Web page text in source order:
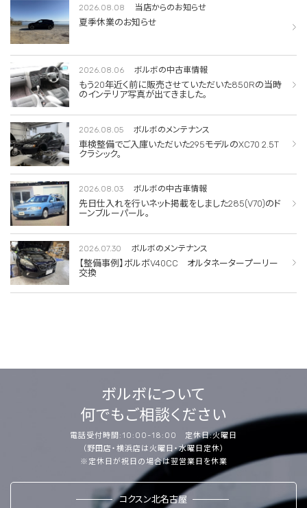
2026.08.08 当店からのお知らせ
夏季休業のお知らせ
2026.08.06 ボルボの中古車情報
もう20年近く前に販売させていただいた850Rの当時
のインテリア写真が出てきました。
2026.08.05 ボルボのメンテナンス
車検整備でご入庫いただいた295モデルのXC70 2.5T
クラシック。
2026.08.03 ボルボの中古車情報
先日仕入れを行いネット掲載をしました285(V70)のド
ーンブルーパール。
2026.07.30 ボルボのメンテナンス
【整備事例】ボルボV40CC オルタネータープーリー
交換
ボルボについて
何でもご相談ください
電話受付時間:10:00-18:00 定休日:火曜日
（野田店・横浜店は火曜日・水曜日定休）
※定休日が祝日の場合は翌営業日を休業
コクスン北名古屋